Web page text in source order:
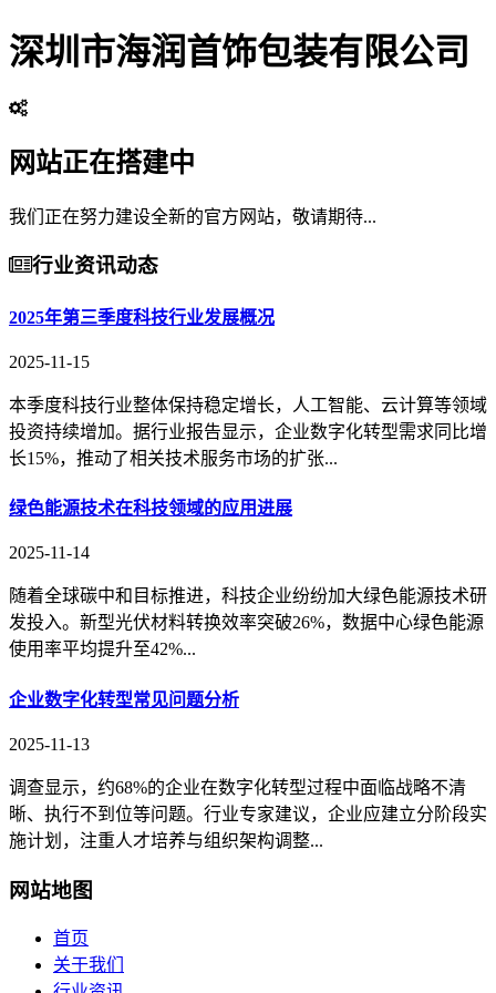
深圳市海润首饰包装有限公司
网站正在搭建中
我们正在努力建设全新的官方网站，敬请期待...
行业资讯动态
2025年第三季度科技行业发展概况
2025-11-15
本季度科技行业整体保持稳定增长，人工智能、云计算等领域
投资持续增加。据行业报告显示，企业数字化转型需求同比增
长15%，推动了相关技术服务市场的扩张...
绿色能源技术在科技领域的应用进展
2025-11-14
随着全球碳中和目标推进，科技企业纷纷加大绿色能源技术研
发投入。新型光伏材料转换效率突破26%，数据中心绿色能源
使用率平均提升至42%...
企业数字化转型常见问题分析
2025-11-13
调查显示，约68%的企业在数字化转型过程中面临战略不清
晰、执行不到位等问题。行业专家建议，企业应建立分阶段实
施计划，注重人才培养与组织架构调整...
网站地图
首页
关于我们